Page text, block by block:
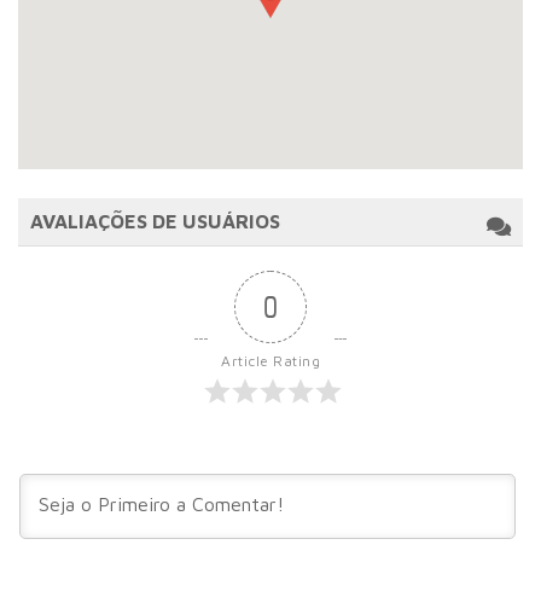
AVALIAÇÕES DE USUÁRIOS
0
Article Rating